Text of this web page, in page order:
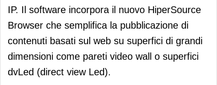
IP. Il software incorpora il nuovo HiperSource
Browser che semplifica la pubblicazione di
contenuti basati sul web su superfici di grandi
dimensioni come pareti video wall o superfici
dvLed (direct view Led).